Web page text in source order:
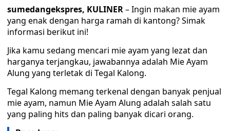
sumedangekspres, KULINER– Ingin makan mie ayam
yang enak dengan harga ramah di kantong? Simak
informasi berikut ini!
Jika kamu sedang mencari mie ayam yang lezat dan
harganya terjangkau, jawabannya adalah Mie Ayam
Alung yang terletak di Tegal Kalong.
Tegal Kalong memang terkenal dengan banyak penjual
mie ayam, namun Mie Ayam Alung adalah salah satu
yang paling hits dan paling banyak dicari orang.